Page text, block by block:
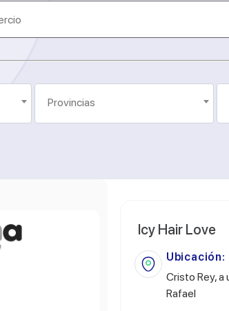
Icy Hair Love
Ubicación:
Cristo Rey, a
Rafael